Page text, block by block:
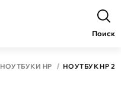
Поиск
НОУТБУКИ HP НОУТБУК HP